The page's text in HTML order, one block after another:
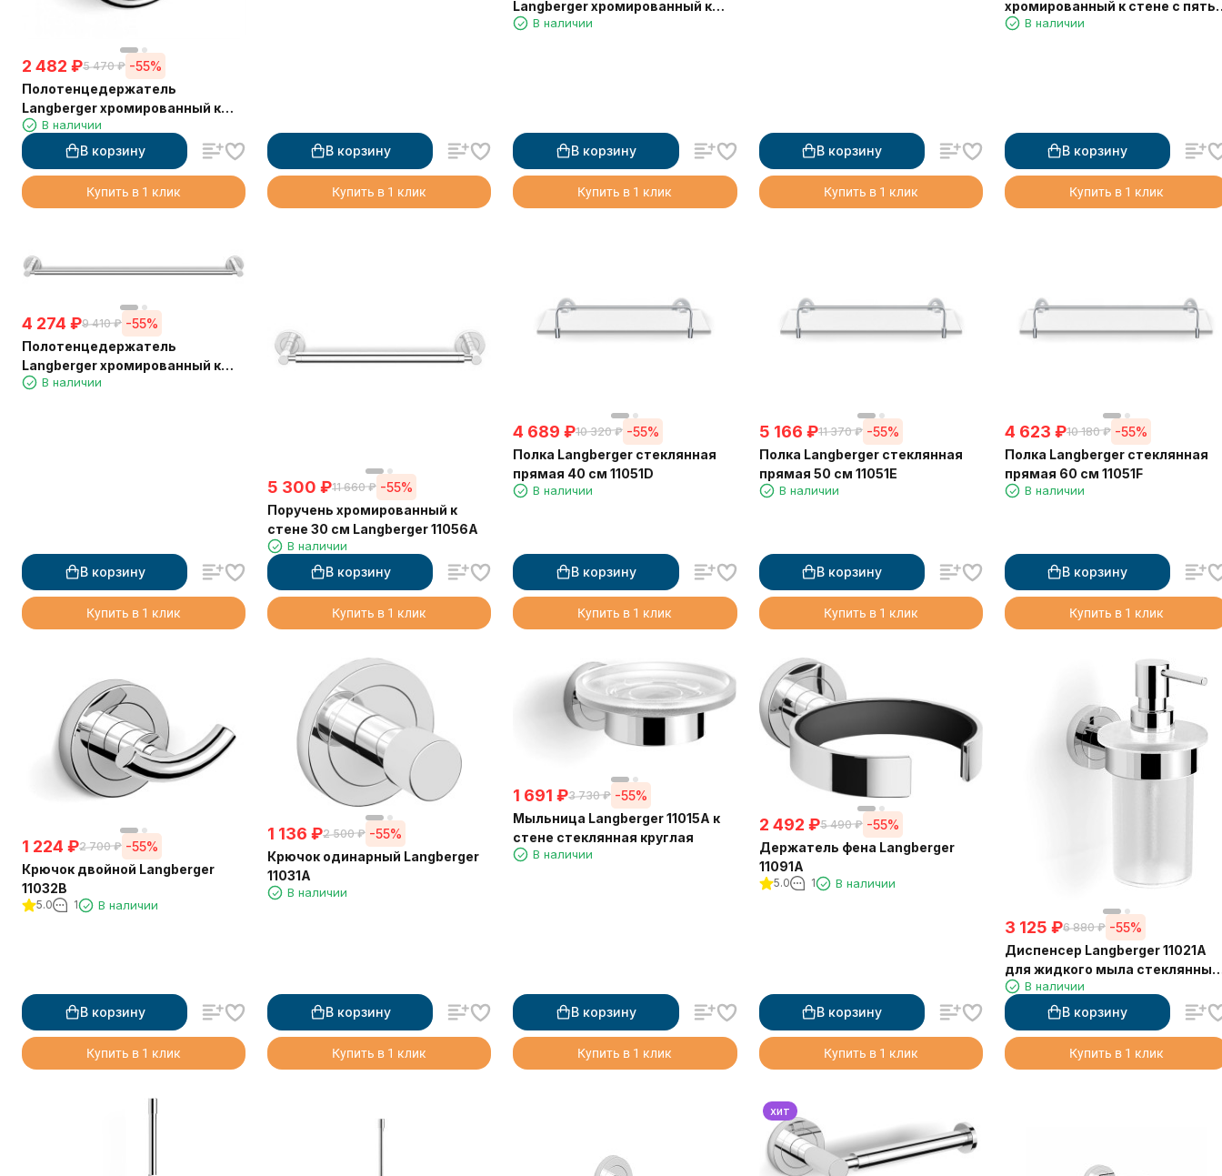
2 482 ₽5 470 ₽ -55%
Полотенцедержатель
Langberger хромированный к
стене "полуовал" 11038B
В наличии
В корзину
Купить в 1 клик
В корзину
Купить в 1 клик
Langberger хромированный к
стене двойной поворотный
В наличии
В корзину
Купить в 1 клик
В корзину
Купить в 1 клик
хромированный к стене с
крючками Langberger 11035A
В наличии
В корзину
Купить в 1 клик
4 274 ₽9 410 ₽ -55%
Полотенцедержатель
Langberger хромированный к
стене одинарный 60 см 11001A
В наличии
В корзину
Купить в 1 клик
5 300 ₽11 660 ₽ -55%
Поручень хромированный к
стене 30 см Langberger 11056A
В наличии
В корзину
Купить в 1 клик
4 689 ₽10 320 ₽ -55%
Полка Langberger стеклянная
прямая 40 см 11051D
В наличии
В корзину
Купить в 1 клик
5 166 ₽11 370 ₽ -55%
Полка Langberger стеклянная
прямая 50 см 11051E
В наличии
В корзину
Купить в 1 клик
4 623 ₽10 180 ₽ -55%
Полка Langberger стеклянная
прямая 60 см 11051F
В наличии
В корзину
Купить в 1 клик
1 224 ₽2 700 ₽ -55%
Крючок двойной Langberger
11032B
5.0 1 В наличии
В корзину
Купить в 1 клик
1 136 ₽2 500 ₽ -55%
Крючок одинарный Langberger
11031A
В наличии
В корзину
Купить в 1 клик
1 691 ₽3 730 ₽ -55%
Мыльница Langberger 11015A к
стене стеклянная круглая
В наличии
В корзину
Купить в 1 клик
2 492 ₽5 490 ₽ -55%
Держатель фена Langberger
11091A
5.0 1 В наличии
В корзину
Купить в 1 клик
3 125 ₽6 880 ₽ -55%
Диспенсер Langberger 11021A
для жидкого мыла стеклянный
к стене круглый
В наличии
В корзину
Купить в 1 клик
хит